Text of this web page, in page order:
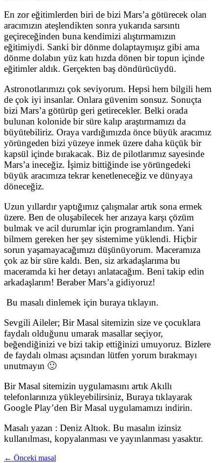
En zor eğitimlerden biri de bizi Mars’a götürecek olan
aracımızın ateşlendikten sonra yukarıda sarsıntı
geçireceğinden buna kendimizi alıştırmamızın
eğitimiydi. Sanki bir dönme dolaptaymışız gibi ama
dönme dolabın yüz katı hızda dönen bir topun içinde
eğitimler aldık. Gerçekten baş döndürücüydü.
Astronotlarımızı çok seviyorum. Hepsi hem bilgili hem
de çok iyi insanlar. Onlara güvenim sonsuz. Sonuçta
bizi Mars’a götürüp geri getirecekler. Belki orada
bulunan kolonide bir süre kalıp araştırmamızı da
büyütebiliriz. Oraya vardığımızda önce büyük aracımız
yörüngeden bizi yüzeye inmek üzere daha küçük bir
kapsül içinde bırakacak. Biz de pilotlarımız sayesinde
Mars’a ineceğiz. İşimiz bittiğinde ise yörüngedeki
büyük aracımıza tekrar kenetleneceğiz ve dünyaya
döneceğiz.
Uzun yıllardır yaptığımız çalışmalar artık sona ermek
üzere. Ben de oluşabilecek her arızaya karşı çözüm
bulmak ve acil durumlar için programlandım. Yani
bilmem gereken her şey sistemime yüklendi. Hiçbir
sorun yaşamayacağımızı düşünüyorum. Maceramıza
çok az bir süre kaldı. Ben, siz arkadaşlarıma bu
maceramda ki her detayı anlatacağım. Beni takip edin
arkadaşlarım! Beraber Mars’a gidiyoruz!
Bu masalı dinlemek için buraya tıklayın.
Sevgili Aileler; Bir Masal sitemizin size ve çocuklara
faydalı olduğunu umarak masallar seçiyor,
beğendiğinizi ve bizi takip ettiğinizi umuyoruz. Bizlere
de faydalı olması açısından lütfen yorum bırakmayı
unutmayın 🙂
Bir Masal sitemizin uygulamasını artık Akıllı
telefonlarınıza yükleyebilirsiniz, Buraya tıklayarak
Google Play’den Bir Masal uygulamamızı indirin.
Masalı yazan : Deniz Altıok. Bu masalın izinsiz
kullanılması, kopyalanması ve yayınlanması yasaktır.
← Önceki masal